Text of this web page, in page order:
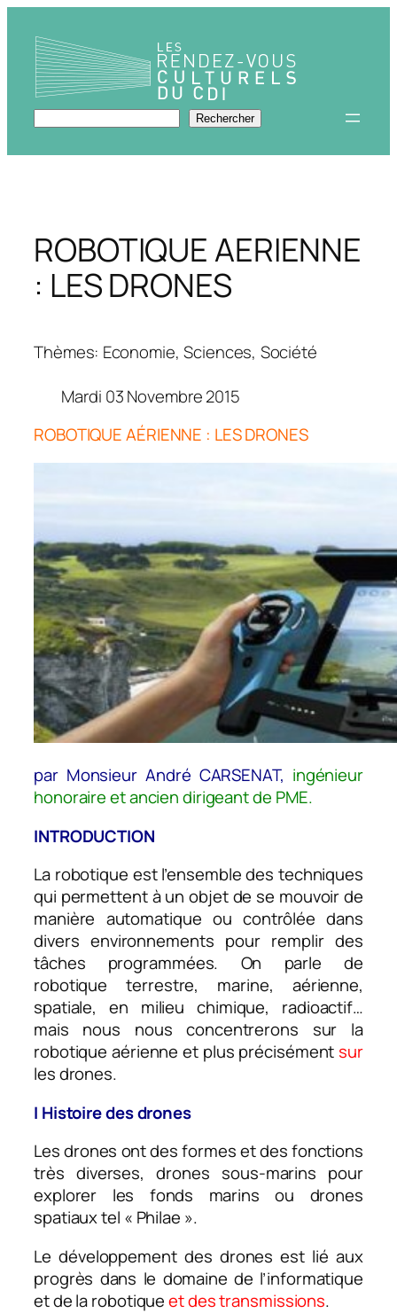
contenu
Rechercher Rechercher
ROBOTIQUE AERIENNE
: LES DRONES
Thèmes: Economie, Sciences, Société
Mardi 03 Novembre 2015
ROBOTIQUE AÉRIENNE : LES DRONES
par Monsieur André CARSENAT, ingénieur
honoraire et ancien dirigeant de PME.
INTRODUCTION
La robotique est l’ensemble des techniques
qui permettent à un objet de se mouvoir de
manière automatique ou contrôlée dans
divers environnements pour remplir des
tâches programmées. On parle de
robotique terrestre, marine, aérienne,
spatiale, en milieu chimique, radioactif…
mais nous nous concentrerons sur la
robotique aérienne et plus précisémentsur
les drones.
I Histoire des drones
Les drones ont des formes et des fonctions
très diverses, drones sous-marins pour
explorer les fonds marins ou drones
spatiaux tel « Philae ».
Le développement des drones est lié aux
progrès dans le domaine de l’informatique
et de la robotiqueet des transmissions.